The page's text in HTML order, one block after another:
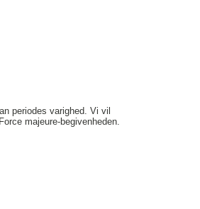
periodes varighed. Vi vil
majeure-begivenheden.